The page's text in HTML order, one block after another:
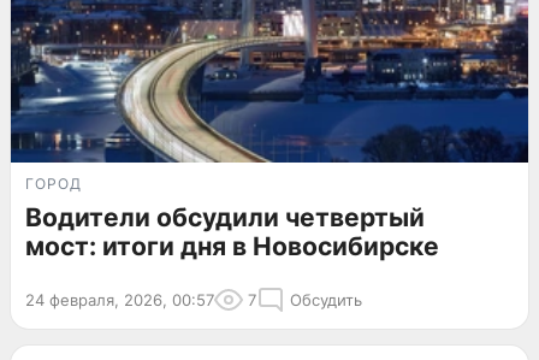
ГОРОД
Водители обсудили четвертый
мост: итоги дня в Новосибирске
24 февраля, 2026, 00:57 7 Обсудить